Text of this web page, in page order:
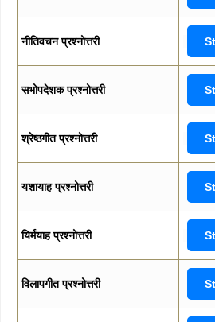
नीतिवचन प्रश्नोत्तरी
सभोपदेशक प्रश्नोत्तरी
श्रेष्ठगीत प्रश्नोत्तरी
यशायाह प्रश्नोत्तरी
यिर्मयाह प्रश्नोत्तरी
विलापगीत प्रश्नोत्तरी